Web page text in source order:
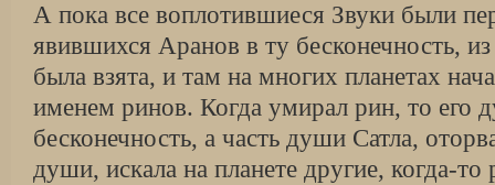
А пока все воплотившиеся Звуки были
явившихся Аранов в ту бесконечность,
была взята, и там на многих планетах
именем ринов. Когда умирал рин, то
бесконечность, а часть души Сатла,
души, искала на планете другие, когда-то